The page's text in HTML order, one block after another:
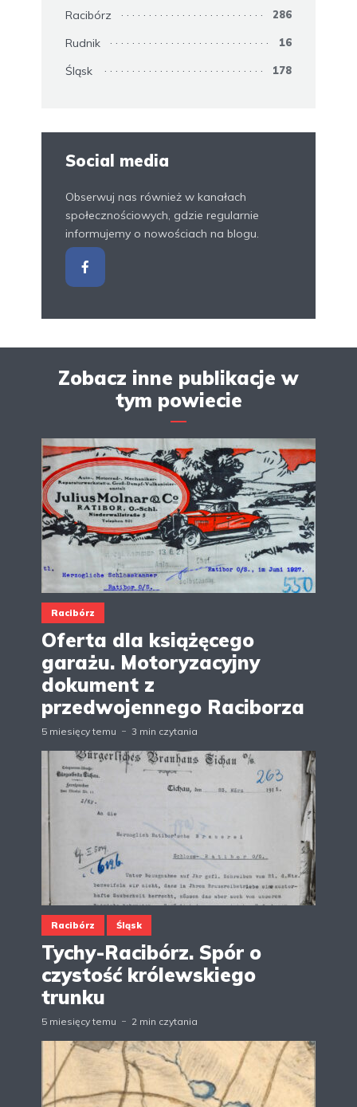
Racibórz 286
Rudnik 16
Śląsk 178
Social media
Obserwuj nas również w kanałach
społecznościowych, gdzie regularnie
informujemy o nowościach na blogu.
Zobacz inne publikacje w
tym powiecie
Racibórz
Oferta dla książęcego
garażu. Motoryzacyjny
dokument z
przedwojennego Raciborza
5 miesięcy temu 3 min czytania
Racibórz Śląsk
Tychy-Racibórz. Spór o
czystość królewskiego
trunku
5 miesięcy temu 2 min czytania